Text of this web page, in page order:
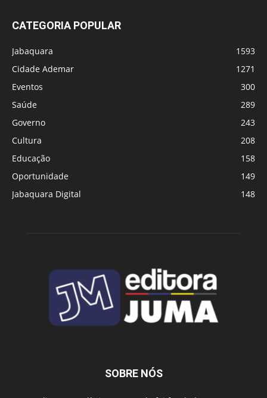
CATEGORIA POPULAR
Jabaquara
1593
Cidade Ademar
1271
Eventos
300
Saúde
289
Governo
243
Cultura
208
Educação
158
Oportunidade
149
Jabaquara Digital
148
SOBRE NÓS